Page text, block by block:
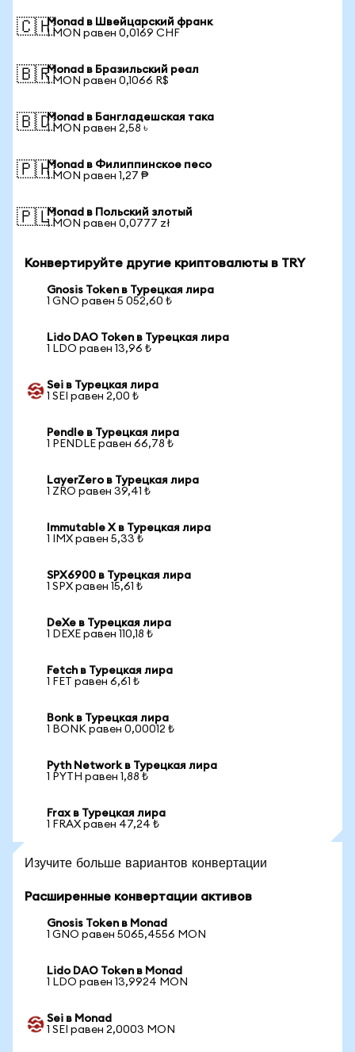
🇨🇭Monad в Швейцарский франк
1 MON равен 0,0169 CHF
🇧🇷Monad в Бразильский реал
1 MON равен 0,1066 R$
🇧🇩Monad в Бангладешская така
1 MON равен 2,58 ৳
🇵🇭Monad в Филиппинское песо
1 MON равен 1,27 ₱
🇵🇱Monad в Польский злотый
1 MON равен 0,0777 zł
Конвертируйте другие криптовалюты в TRY
Gnosis Token в Турецкая лира
1 GNO равен 5 052,60 ₺
Lido DAO Token в Турецкая лира
1 LDO равен 13,96 ₺
Sei в Турецкая лира
1 SEI равен 2,00 ₺
Pendle в Турецкая лира
1 PENDLE равен 66,78 ₺
LayerZero в Турецкая лира
1 ZRO равен 39,41 ₺
Immutable X в Турецкая лира
1 IMX равен 5,33 ₺
SPX6900 в Турецкая лира
1 SPX равен 15,61 ₺
DeXe в Турецкая лира
1 DEXE равен 110,18 ₺
Fetch в Турецкая лира
1 FET равен 6,61 ₺
Bonk в Турецкая лира
1 BONK равен 0,00012 ₺
Pyth Network в Турецкая лира
1 PYTH равен 1,88 ₺
Frax в Турецкая лира
1 FRAX равен 47,24 ₺
Изучите больше вариантов конвертации
Расширенные конвертации активов
Gnosis Token в Monad
1 GNO равен 5065,4556 MON
Lido DAO Token в Monad
1 LDO равен 13,9924 MON
Sei в Monad
1 SEI равен 2,0003 MON